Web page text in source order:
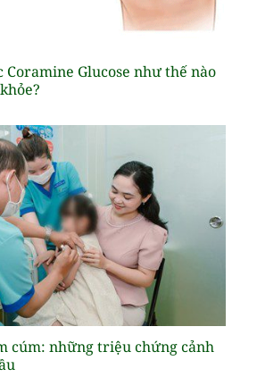
Coramine Glucose như thế nào
cúm: những triệu chứng cảnh